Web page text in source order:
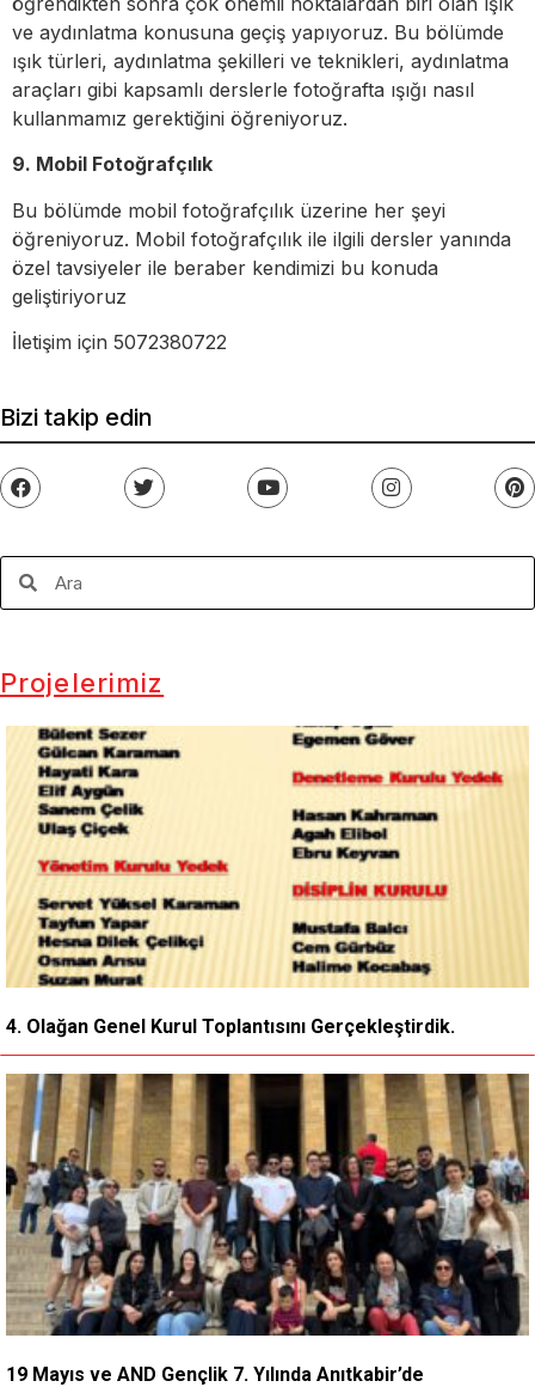
ve aydınlatma konusuna geçiş yapıyoruz. Bu bölümde
ışık türleri, aydınlatma şekilleri ve teknikleri, aydınlatma
araçları gibi kapsamlı derslerle fotoğrafta ışığı nasıl
kullanmamız gerektiğini öğreniyoruz.
9. Mobil Fotoğrafçılık
Bu bölümde mobil fotoğrafçılık üzerine her şeyi
öğreniyoruz. Mobil fotoğrafçılık ile ilgili dersler yanında
özel tavsiyeler ile beraber kendimizi bu konuda
geliştiriyoruz
İletişim için 5072380722
Bizi takip edin
Projelerimiz
4. Olağan Genel Kurul Toplantısını Gerçekleştirdik.
19 Mayıs ve AND Gençlik 7. Yılında Anıtkabir’de